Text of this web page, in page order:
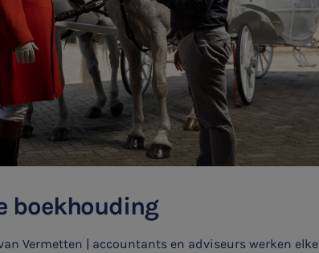
boekhouding
Vermetten | accountants en adviseurs werken elke